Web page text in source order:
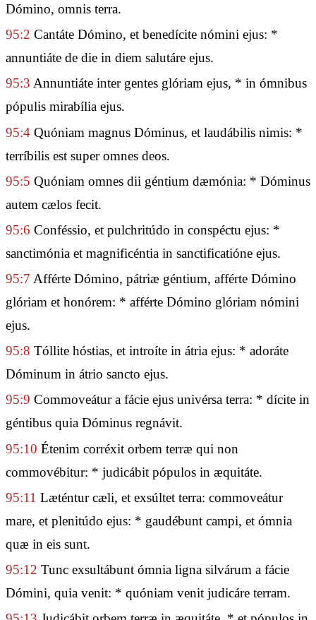
Dómino, omnis terra.
95:2 Cantáte Dómino, et benedícite nómini ejus: *
annuntiáte de die in diem salutáre ejus.
95:3 Annuntiáte inter gentes glóriam ejus, * in ómnibus
pópulis mirabília ejus.
95:4 Quóniam magnus Dóminus, et laudábilis nimis: *
terríbilis est super omnes deos.
95:5 Quóniam omnes dii géntium dæmónia: * Dóminus
autem cælos fecit.
95:6 Conféssio, et pulchritúdo in conspéctu ejus: *
sanctimónia et magnificéntia in sanctificatióne ejus.
95:7 Afférte Dómino, pátriæ géntium, afférte Dómino
glóriam et honórem: * afférte Dómino glóriam nómini
ejus.
95:8 Tóllite hóstias, et introíte in átria ejus: * adoráte
Dóminum in átrio sancto ejus.
95:9 Commoveátur a fácie ejus univérsa terra: * dícite in
géntibus quia Dóminus regnávit.
95:10 Étenim corréxit orbem terræ qui non
commovébitur: * judicábit pópulos in æquitáte.
95:11 Læténtur cæli, et exsúltet terra: commoveátur
mare, et plenitúdo ejus: * gaudébunt campi, et ómnia
quæ in eis sunt.
95:12 Tunc exsultábunt ómnia ligna silvárum a fácie
Dómini, quia venit: * quóniam venit judicáre terram.